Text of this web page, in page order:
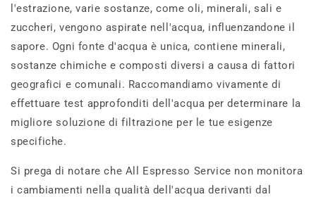
l'estrazione, varie sostanze, come oli, minerali, sali e
zuccheri, vengono aspirate nell'acqua, influenzandone il
sapore. Ogni fonte d'acqua è unica, contiene minerali,
sostanze chimiche e composti diversi a causa di fattori
geografici e comunali. Raccomandiamo vivamente di
effettuare test approfonditi dell'acqua per determinare la
migliore soluzione di filtrazione per le tue esigenze
specifiche.
Si prega di notare che All Espresso Service non monitora
i cambiamenti nella qualità dell'acqua derivanti dal